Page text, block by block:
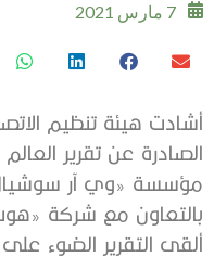
7 مارس 2021
أشادت هيئة تنظيم
ألقى التقرير الضوء